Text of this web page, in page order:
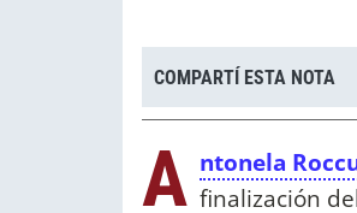
COMPARTÍ ESTA NOTA
A ntonela
finalización